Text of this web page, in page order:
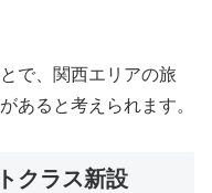
で、関西エリアの旅
あると考えられます。
クラス新設